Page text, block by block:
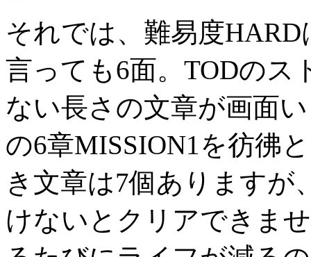
それでは、難易度
言っても6面。TODのス
ない長さの文章が画面
の6章MISSION1を彷彿
き文章は7個ありますが
けないとクリアできま